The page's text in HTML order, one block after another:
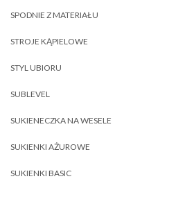
SPODNIE Z MATERIAŁU
STROJE KĄPIELOWE
STYL UBIORU
SUBLEVEL
SUKIENECZKA NA WESELE
SUKIENKI AŻUROWE
SUKIENKI BASIC